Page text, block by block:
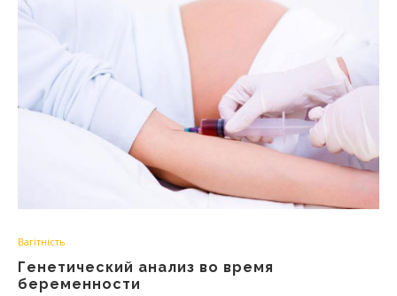
Вагітність
Генетический анализ во время
беременности